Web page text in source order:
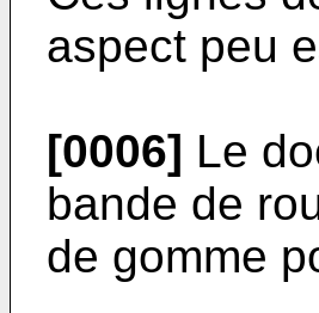
aspect peu
[0006] Le
bande de
de gomme